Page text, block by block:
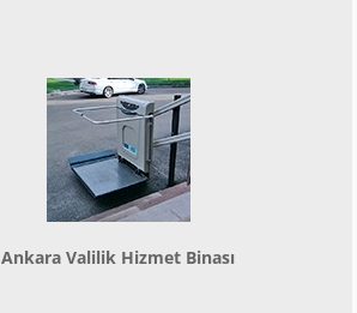
Ankara Valilik Hizmet Binası